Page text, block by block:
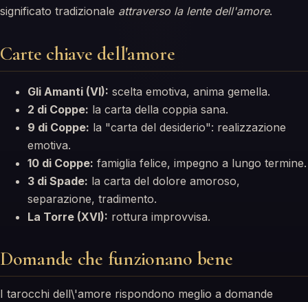
significato tradizionale attraverso la lente dell'amore.
Carte chiave dell'amore
Gli Amanti (VI): scelta emotiva, anima gemella.
2 di Coppe: la carta della coppia sana.
9 di Coppe: la "carta del desiderio": realizzazione
emotiva.
10 di Coppe: famiglia felice, impegno a lungo termine.
3 di Spade: la carta del dolore amoroso,
separazione, tradimento.
La Torre (XVI): rottura improvvisa.
Domande che funzionano bene
I tarocchi dell\'amore rispondono meglio a domande